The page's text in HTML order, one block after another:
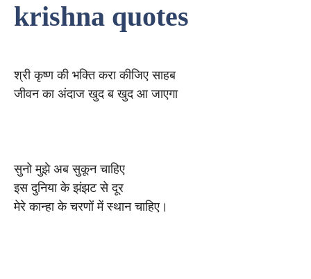
krishna quotes
श्री कृष्ण की भक्ति करा कीजिए साहब
जीवन का अंदाज खुद ब खुद आ जाएगा
सुनो मुझे अब सुकून चाहिए
इस दुनिया के झंझट से दूर
मेरे कान्हा के चरणों में स्थान चाहिए।